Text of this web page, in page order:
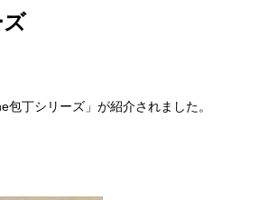
丁シリーズ」が紹介されました。